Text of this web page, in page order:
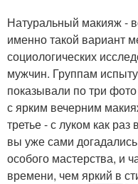
Натуральный макияж -
именно такой вариант
социологических
мужчин. Группам
показывали по три
с ярким вечерним
третье - с луком как
вы уже сами
особого мастерства, и
времени, чем яркий в